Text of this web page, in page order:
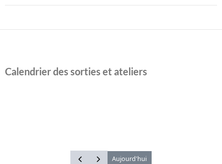
Calendrier des sorties et ateliers